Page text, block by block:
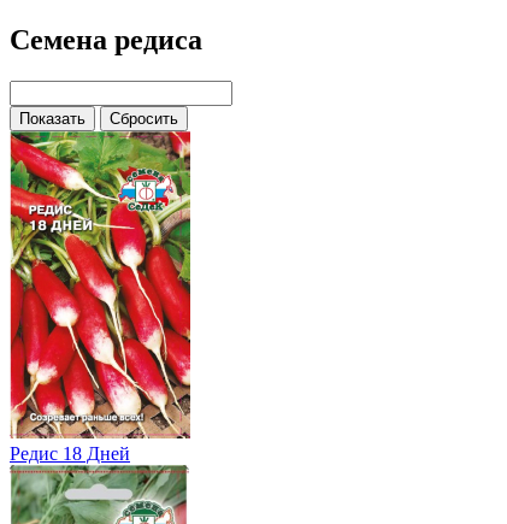
Семена редиса
Редис 18 Дней